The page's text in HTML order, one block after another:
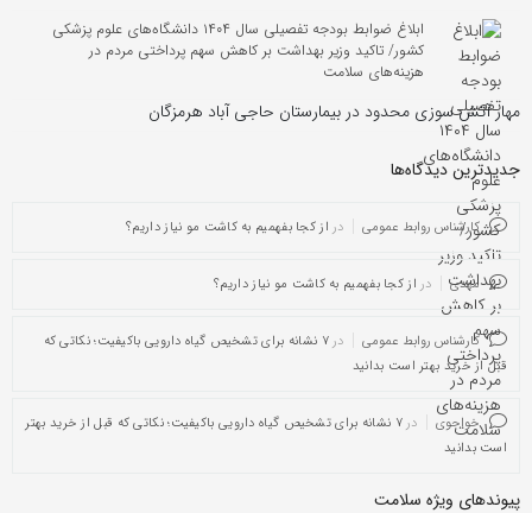
ابلاغ ضوابط بودجه تفصیلی سال ۱۴۰۴ دانشگاه‌های علوم پزشکی
کشور/ تاکید وزیر بهداشت بر کاهش سهم پرداختی مردم در
هزینه‌های سلامت
مهار آتش سوزی محدود در بیمارستان حاجی آباد هرمزگان
جدیدترین دیدگاه‌‌ها
کارشناس روابط عمومی در از کجا بفهمیم به کاشت مو نیاز داریم؟
مهدی در از کجا بفهمیم به کاشت مو نیاز داریم؟
کارشناس روابط عمومی در
۷ نشانه برای تشخیص گیاه دارویی باکیفیت؛ نکاتی که
قبل از خرید بهتر است بدانید
خواجوی در
۷ نشانه برای تشخیص گیاه دارویی باکیفیت؛ نکاتی که قبل از خرید بهتر
است بدانید
پیوندهای ویژه سلامت